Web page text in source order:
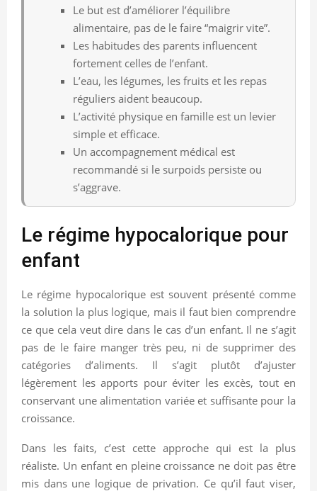
Le but est d’améliorer l’équilibre
alimentaire, pas de le faire “maigrir vite”.
Les habitudes des parents influencent
fortement celles de l’enfant.
L’eau, les légumes, les fruits et les repas
réguliers aident beaucoup.
L’activité physique en famille est un levier
simple et efficace.
Un accompagnement médical est
recommandé si le surpoids persiste ou
s’aggrave.
Le régime hypocalorique pour
enfant
Le régime hypocalorique est souvent présenté comme
la solution la plus logique, mais il faut bien comprendre
ce que cela veut dire dans le cas d’un enfant. Il ne s’agit
pas de le faire manger très peu, ni de supprimer des
catégories d’aliments. Il s’agit plutôt d’ajuster
légèrement les apports pour éviter les excès, tout en
conservant une alimentation variée et suffisante pour la
croissance.
Dans les faits, c’est cette approche qui est la plus
réaliste. Un enfant en pleine croissance ne doit pas être
mis dans une logique de privation. Ce qu’il faut viser,